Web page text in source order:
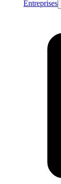
Entreprises